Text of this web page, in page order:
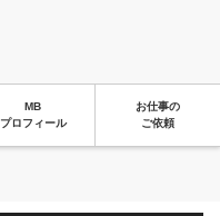
MB
プロフィール
お仕事の
ご依頼